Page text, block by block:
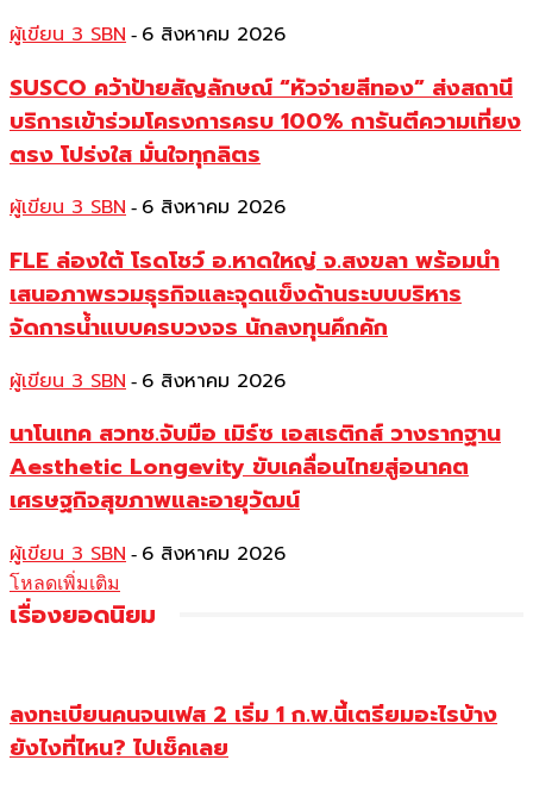
ผู้เขียน 3 SBN - 6 สิงหาคม 2026
SUSCO คว้าป้ายสัญลักษณ์ “หัวจ่ายสีทอง” ส่งสถานี
บริการเข้าร่วมโครงการครบ 100% การันตีความเที่ยง
ตรง โปร่งใส มั่นใจทุกลิตร
ผู้เขียน 3 SBN - 6 สิงหาคม 2026
FLE ล่องใต้ โรดโชว์ อ.หาดใหญ่ จ.สงขลา พร้อมนำ
เสนอภาพรวมธุรกิจและจุดแข็งด้านระบบบริหาร
จัดการน้ำแบบครบวงจร นักลงทุนคึกคัก
ผู้เขียน 3 SBN - 6 สิงหาคม 2026
นาโนเทค สวทช.จับมือ เมิร์ซ เอสเธติกส์ วางรากฐาน
Aesthetic Longevity ขับเคลื่อนไทยสู่อนาคต
เศรษฐกิจสุขภาพและอายุวัฒน์
ผู้เขียน 3 SBN - 6 สิงหาคม 2026
โหลดเพิ่มเติม
เรื่องยอดนิยม
ลงทะเบียนคนจนเฟส 2 เริ่ม 1 ก.พ.นี้เตรียมอะไรบ้าง
ยังไงที่ไหน? ไปเช็คเลย